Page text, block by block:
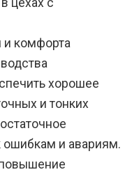
и комфорта
хорошее
и тонких
и авариям.